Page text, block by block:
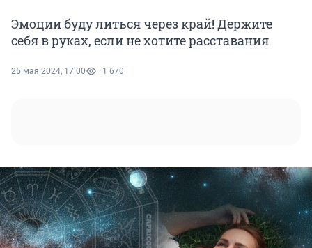
Эмоции буду литься через край! Держите
себя в руках, если не хотите расставания
25 мая 2024, 17:00 1 670